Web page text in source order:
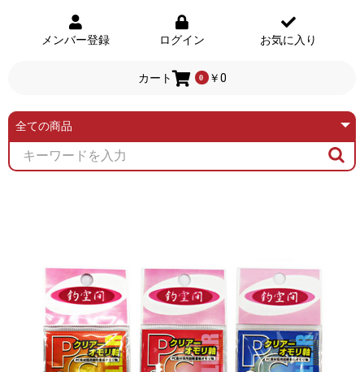
メンバー登録 ログイン お気に入り
カート 0 ￥0